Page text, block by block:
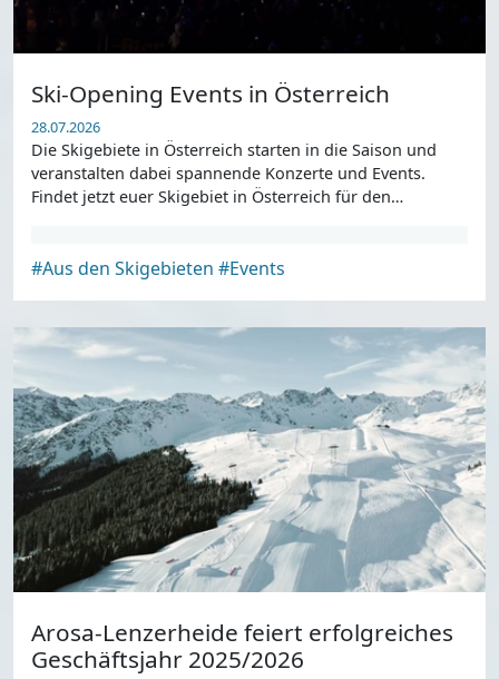
Ski-Opening Events in Österreich
28.07.2026
Die Skigebiete in Österreich starten in die Saison und
veranstalten dabei spannende Konzerte und Events.
Findet jetzt euer Skigebiet in Österreich für den
#Aus den Skigebieten #Events
Arosa-Lenzerheide feiert erfolgreiches
Geschäftsjahr 2025/2026